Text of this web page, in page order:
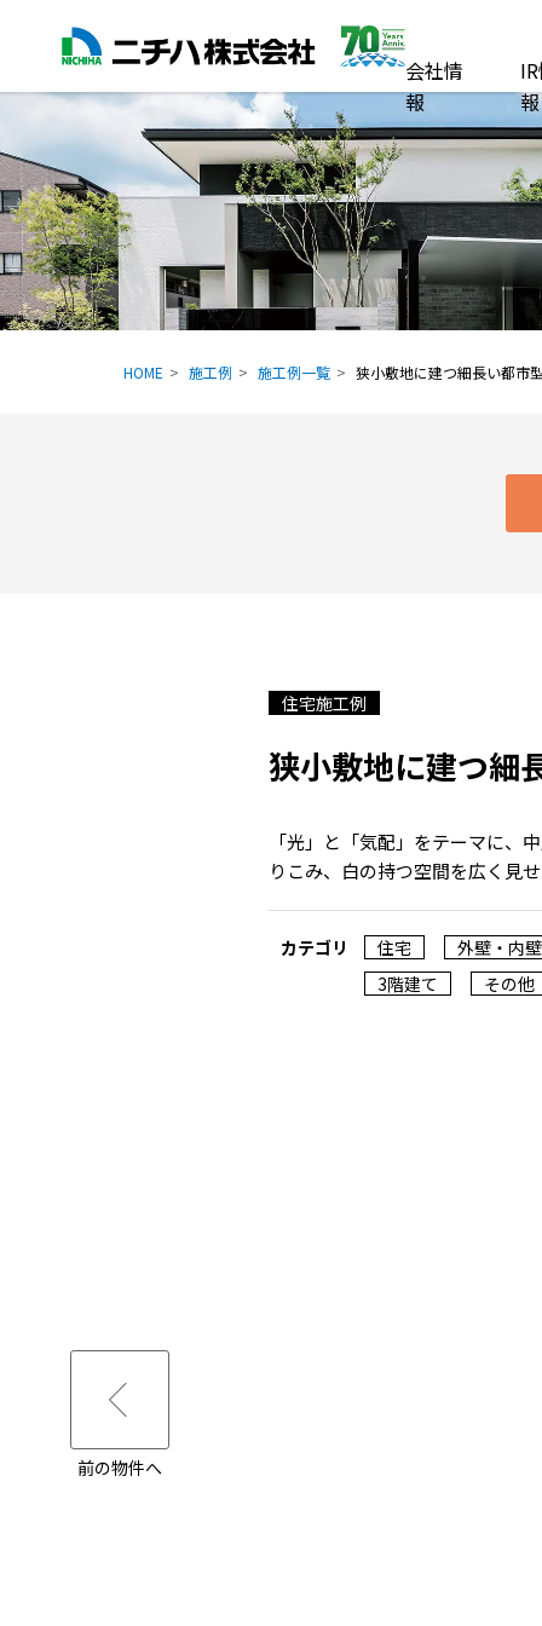
会社情
報
報
HOME 施工例 施工例一覧 狭小敷地に建つ細長い都市
住宅施工例
狭小敷地に建つ細
「光」と「気配」をテーマに、
りこみ、白の持つ空間を広く見
カテゴリ 住宅
外壁・内壁
3階建て
その他
前の物件へ